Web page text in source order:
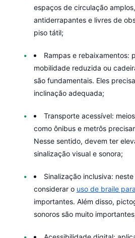
espaços de circulação
antiderrapantes e livres de
piso tátil;
Rampas e rebaixamentos:
mobilidade reduzida ou
são fundamentais. Eles
inclinação adequada;
Transporte acessível:
como ônibus e metrôs
Nesse sentido, devem ter
sinalização visual e sonora;
Sinalização inclusiva:
considerar o uso de braile
importantes. Além disso,
sonoros são muito